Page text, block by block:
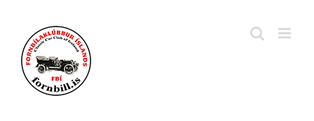
content